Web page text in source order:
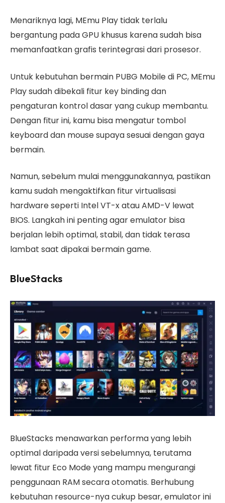
Menariknya lagi, MEmu Play tidak terlalu
bergantung pada GPU khusus karena sudah bisa
memanfaatkan grafis terintegrasi dari prosesor.
Untuk kebutuhan bermain PUBG Mobile di PC, MEmu
Play sudah dibekali fitur key binding dan
pengaturan kontrol dasar yang cukup membantu.
Dengan fitur ini, kamu bisa mengatur tombol
keyboard dan mouse supaya sesuai dengan gaya
bermain.
Namun, sebelum mulai menggunakannya, pastikan
kamu sudah mengaktifkan fitur virtualisasi
hardware seperti Intel VT-x atau AMD-V lewat
BIOS. Langkah ini penting agar emulator bisa
berjalan lebih optimal, stabil, dan tidak terasa
lambat saat dipakai bermain game.
BlueStacks
BlueStacks menawarkan performa yang lebih
optimal daripada versi sebelumnya, terutama
lewat fitur Eco Mode yang mampu mengurangi
penggunaan RAM secara otomatis. Berhubung
kebutuhan resource-nya cukup besar, emulator ini